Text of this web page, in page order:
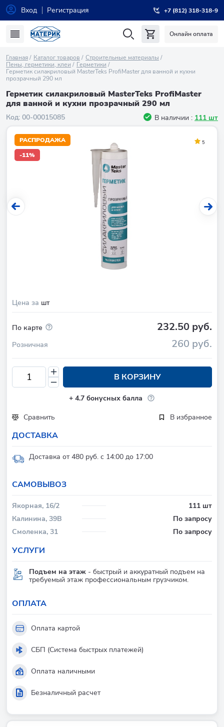
Вход Регистрация +7 (812) 318-318-9
Онлайн оплата
Главная Каталог товаров
Строительные материалы
Пены, герметики, клеи
Герметики
Герметик силакриловый MasterTeks ProfiMaster для ванной и кухни
прозрачный 290 мл
Герметик силакриловый MasterTeks ProfiMaster
для ванной и кухни прозрачный 290 мл
Код: 00-00015085 В наличии : 111 шт
Цена за шт
РАСПРОДАЖА
-11%
5
По карте 232.50 руб.
Розничная 260 руб.
В КОРЗИНУ
+ 4.7 бонусных балла
Сравнить
В избранное
ДОСТАВКА
Доставка от 480 руб. с 14:00 до 17:00
CАМОВЫВОЗ
Якорная, 16/2
111 шт
Калинина, 39В
По запросу
Смоленка, 31
По запросу
УСЛУГИ
Подъем на этаж - быстрый и аккуратный подъем на
требуемый этаж профессиональным грузчиком.
ОПЛАТА
Оплата картой
СБП (Система быстрых платежей)
Оплата наличными
Безналичный расчет